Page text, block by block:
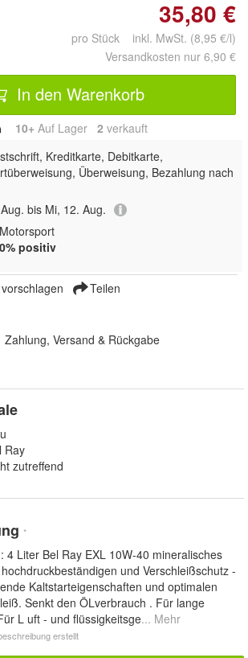
35,80 €
pro Stück inkl. MwSt. (8,95 €/l)
Versandkosten nur 6,90 €
In den Warenkorb
10+ Auf Lager 2 verkauft
Kreditkarte, Debitkarte,
Überweisung, Bezahlung nach
bis Mi, 12. Aug.
positiv
Teilen
Zahlung, Versand & Rückgabe
Ray
zutreffend
*
4 Liter Bel Ray EXL 10W-40 mineralisches
und Verschleißschutz -
Kaltstarteigenschaften und optimalen
Senkt den ÖLverbrauch . Für lange
L uft - und flüssigkeitsge... Mehr
erstellt